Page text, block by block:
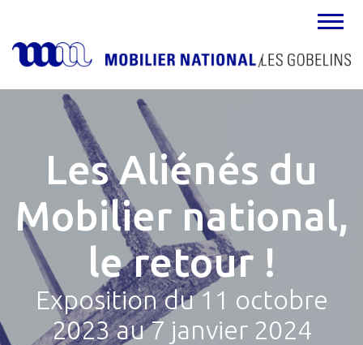
MENU
Les Aliénés du
Mobilier national,
le retour !
Exposition du 11 octobre
2023 au 7 janvier 2024